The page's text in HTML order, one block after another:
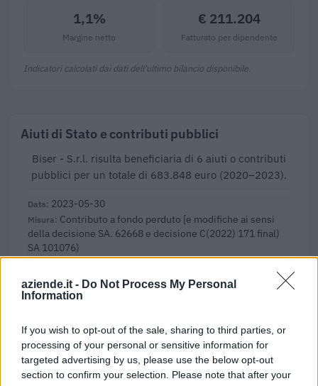
aziende.it - Do Not Process My Personal
Information
If you wish to opt-out of the sale, sharing to third parties, or
processing of your personal or sensitive information for
targeted advertising by us, please use the below opt-out
section to confirm your selection. Please note that after your
1,1%
Margine netto
€ 211.204
Fatturato per dipendente
Indicatori calcolati dai dati dell'ultimo bilancio disponibile.
Aiuti di Stato e contributi pubblici
Biser - S.r.l. risulta beneficiaria di 6 aiuti o contributi
pubblici per un totale di 683.848 euro (2020–2023).
2023-05-30
Contributo a fondo perduto [e modifiche ai sensi
della decisione SA. 62668 e decisione C(2022) 171 final)
SA 101076)
agenzia delle entrate
28.709 euro
esenzioni fiscali e crediti d'imposta adottati a
seguito della crisi economica causata dall'epidemia di
COVID-19 [con mo
agenzia delle entrate
1.774 euro